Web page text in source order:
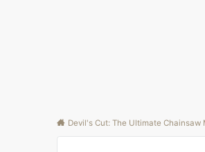
Devil's Cut: The Ultimate Chainsaw